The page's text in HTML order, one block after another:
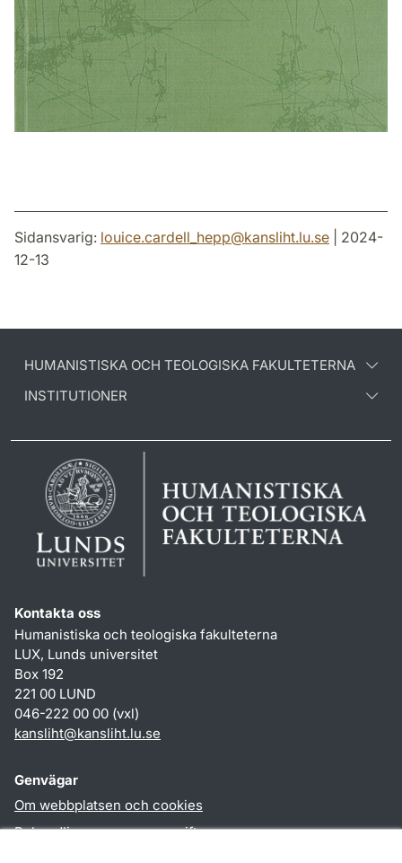
Sidansvarig: louice.cardell_hepp@kansliht.lu.se | 2024-
12-13
HUMANISTISKA OCH TEOLOGISKA FAKULTETERNA
INSTITUTIONER
Kontakta oss
Humanistiska och teologiska fakulteterna
LUX, Lunds universitet
Box 192
221 00 LUND
046-222 00 00 (vxl)
kansliht@kansliht.lu.se
Genvägar
Om webbplatsen och cookies
Behandling av personuppgifter